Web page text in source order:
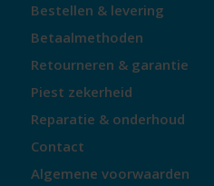
Bestellen & levering
Betaalmethoden
Retourneren & garantie
Piest zekerheid
Reparatie & onderhoud
Contact
Algemene voorwaarden